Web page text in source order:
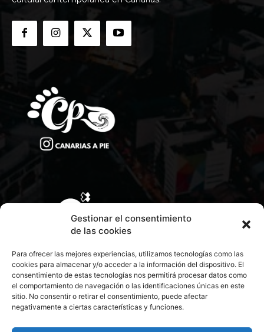
Gestionar el consentimiento
de las cookies
Para ofrecer las mejores experiencias, utilizamos tecnologías como las
cookies para almacenar y/o acceder a la información del dispositivo. El
consentimiento de estas tecnologías nos permitirá procesar datos como
el comportamiento de navegación o las identificaciones únicas en este
sitio. No consentir o retirar el consentimiento, puede afectar
negativamente a ciertas características y funciones.
CONTACTA CON NOSOTROS